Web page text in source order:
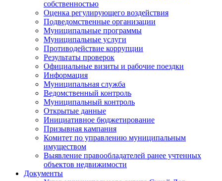
собственностью
Оценка регулирующего воздействия
Подведомственные организации
Муниципальные программы
Муниципальные услуги
Противодействие коррупции
Результаты проверок
Официальные визиты и рабочие поездки
Информация
Муниципальная служба
Ведомственный контроль
Муниципальный контроль
Открытые данные
Инициативное бюджетирование
Призывная кампания
Комитет по управлению муниципальным
имуществом
Выявление правообладателей ранее учтенных
объектов недвижимости
Документы